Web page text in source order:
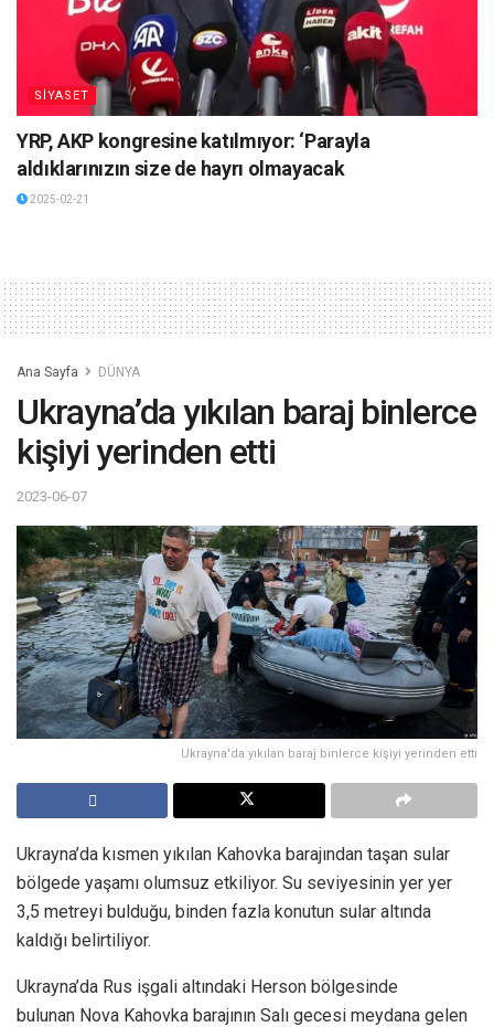
SİYASET
YRP, AKP kongresine katılmıyor: ‘Parayla
aldıklarınızın size de hayrı olmayacak
2025-02-21
Ana Sayfa DÜNYA
Ukrayna’da yıkılan baraj binlerce
kişiyi yerinden etti
2023-06-07
Ukrayna'da yıkılan baraj binlerce kişiyi yerinden etti
Ukrayna’da kısmen yıkılan Kahovka barajından taşan sular
bölgede yaşamı olumsuz etkiliyor. Su seviyesinin yer yer
3,5 metreyi bulduğu, binden fazla konutun sular altında
kaldığı belirtiliyor.
Ukrayna’da Rus işgali altındaki Herson bölgesinde
bulunan Nova Kahovka barajının Salı gecesi meydana gelen